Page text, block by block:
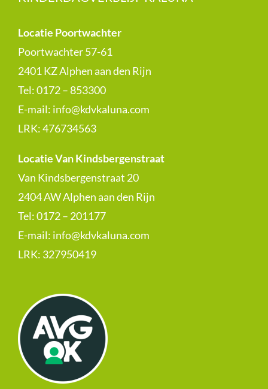
Locatie Poortwachter
Poortwachter 57-61
2401 KZ Alphen aan den Rijn
Tel: 0172 – 853300
E-mail: info@kdvkaluna.com
LRK:476734563
Locatie Van Kindsbergenstraat
Van Kindsbergenstraat 20
2404 AW Alphen aan den Rijn
Tel: 0172 – 201177
E-mail: info@kdvkaluna.com
LRK: 327950419